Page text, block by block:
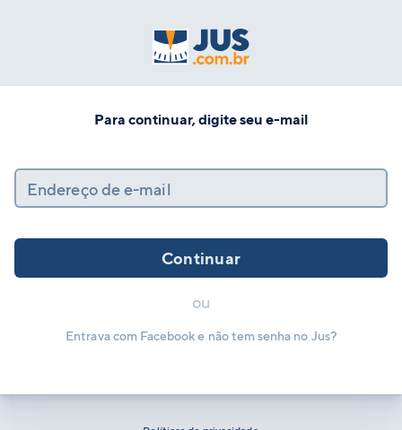
Para continuar, digite seu e-mail
Endereço de e-mail
Continuar
ou
Entrava com Facebook e não tem senha no Jus?